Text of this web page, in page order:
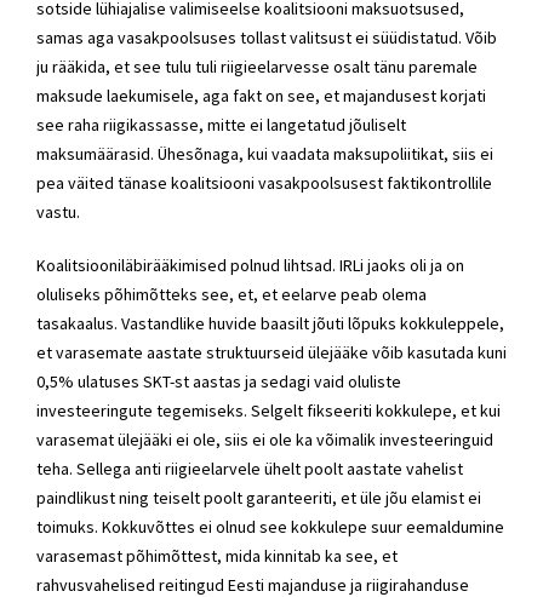
sotside lühiajalise valimiseelse koalitsiooni maksuotsused,
samas aga vasakpoolsuses tollast valitsust ei süüdistatud. Võib
ju rääkida, et see tulu tuli riigieelarvesse osalt tänu paremale
maksude laekumisele, aga fakt on see, et majandusest korjati
see raha riigikassasse, mitte ei langetatud jõuliselt
maksumäärasid. Ühesõnaga, kui vaadata maksupoliitikat, siis ei
pea väited tänase koalitsiooni vasakpoolsusest faktikontrollile
vastu.
Koalitsiooniläbirääkimised polnud lihtsad. IRLi jaoks oli ja on
oluliseks põhimõtteks see, et, et eelarve peab olema
tasakaalus. Vastandlike huvide baasilt jõuti lõpuks kokkuleppele,
et varasemate aastate struktuurseid ülejääke võib kasutada kuni
0,5% ulatuses SKT-st aastas ja sedagi vaid oluliste
investeeringute tegemiseks. Selgelt fikseeriti kokkulepe, et kui
varasemat ülejääki ei ole, siis ei ole ka võimalik investeeringuid
teha. Sellega anti riigieelarvele ühelt poolt aastate vahelist
paindlikust ning teiselt poolt garanteeriti, et üle jõu elamist ei
toimuks. Kokkuvõttes ei olnud see kokkulepe suur eemaldumine
varasemast põhimõttest, mida kinnitab ka see, et
rahvusvahelised reitingud Eesti majanduse ja riigirahanduse